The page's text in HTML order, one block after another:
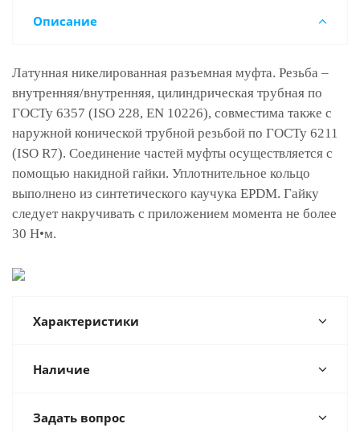
Описание
Латунная никелированная разъемная муфта. Резьба –
внутренняя/внутренняя, цилиндрическая трубная по
ГОСТу 6357 (ISO 228, EN 10226), совместима также с
наружной конической трубной резьбой по ГОСТу 6211
(ISO R7). Соединение частей муфты осуществляется с
помощью накидной гайки. Уплотнительное кольцо
выполнено из синтетического каучука EPDM. Гайку
следует накручивать с приложением момента не более
30 H•м.
Характеристики
Наличие
Задать вопрос